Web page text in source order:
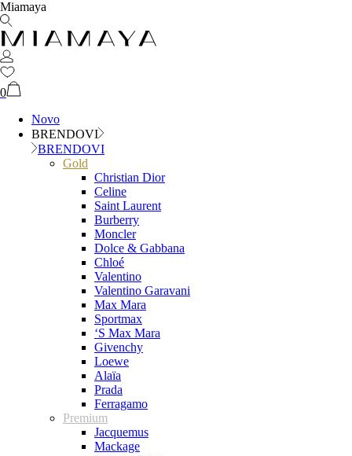
Miamaya
0
Novo
BRENDOVI
BRENDOVI
Gold
Christian Dior
Celine
Saint Laurent
Burberry
Moncler
Dolce & Gabbana
Chloé
Valentino
Valentino Garavani
Max Mara
Sportmax
‘S Max Mara
Givenchy
Loewe
Alaïa
Prada
Ferragamo
Premium
Jacquemus
Mackage